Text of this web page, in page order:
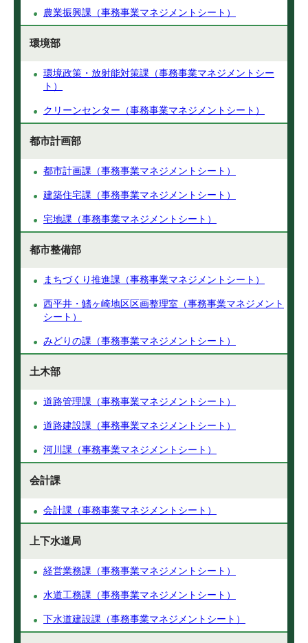
農業振興課（事務事業マネジメントシート）
環境部
環境政策・放射能対策課（事務事業マネジメントシー
ト）
クリーンセンター（事務事業マネジメントシート）
都市計画部
都市計画課（事務事業マネジメントシート）
建築住宅課（事務事業マネジメントシート）
宅地課（事務事業マネジメントシート）
都市整備部
まちづくり推進課（事務事業マネジメントシート）
西平井・鰭ヶ崎地区区画整理室（事務事業マネジメント
シート）
みどりの課（事務事業マネジメントシート）
土木部
道路管理課（事務事業マネジメントシート）
道路建設課（事務事業マネジメントシート）
河川課（事務事業マネジメントシート）
会計課
会計課（事務事業マネジメントシート）
上下水道局
経営業務課（事務事業マネジメントシート）
水道工務課（事務事業マネジメントシート）
下水道建設課（事務事業マネジメントシート）